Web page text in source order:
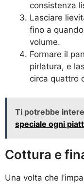
consistenza
Lasciare
fino a
volume.
Formare il
pirlatura, e
circa quattro
Ti potrebbe
speciale ogni
Cottura e
Una volta che